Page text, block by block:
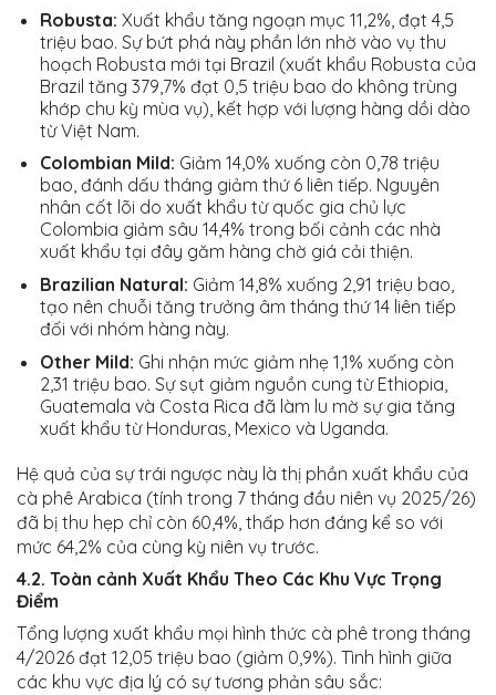
Robusta: Xuất khẩu tăng ngoạn mục 11,2%, đạt 4,5
triệu bao. Sự bứt phá này phần lớn nhờ vào vụ thu
hoạch Robusta mới tại Brazil (xuất khẩu Robusta của
Brazil tăng 379,7% đạt 0,5 triệu bao do không trùng
khớp chu kỳ mùa vụ), kết hợp với lượng hàng dồi dào
từ Việt Nam.
Colombian Mild: Giảm 14,0% xuống còn 0,78 triệu
bao, đánh dấu tháng giảm thứ 6 liên tiếp. Nguyên
nhân cốt lõi do xuất khẩu từ quốc gia chủ lực
Colombia giảm sâu 14,4% trong bối cảnh các nhà
xuất khẩu tại đây găm hàng chờ giá cải thiện.
Brazilian Natural: Giảm 14,8% xuống 2,91 triệu bao,
tạo nên chuỗi tăng trưởng âm tháng thứ 14 liên tiếp
đối với nhóm hàng này.
Other Mild: Ghi nhận mức giảm nhẹ 1,1% xuống còn
2,31 triệu bao. Sự sụt giảm nguồn cung từ Ethiopia,
Guatemala và Costa Rica đã làm lu mờ sự gia tăng
xuất khẩu từ Honduras, Mexico và Uganda.
Hệ quả của sự trái ngược này là thị phần xuất khẩu của
cà phê Arabica (tính trong 7 tháng đầu niên vụ 2025/26)
đã bị thu hẹp chỉ còn 60,4%, thấp hơn đáng kể so với
mức 64,2% của cùng kỳ niên vụ trước.
4.2. Toàn cảnh Xuất Khẩu Theo Các Khu Vực Trọng
Điểm
Tổng lượng xuất khẩu mọi hình thức cà phê trong tháng
4/2026 đạt 12,05 triệu bao (giảm 0,9%). Tình hình giữa
các khu vực địa lý có sự tương phản sâu sắc: